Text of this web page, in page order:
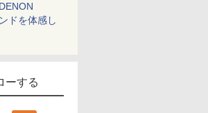
ドを体感し
ーする